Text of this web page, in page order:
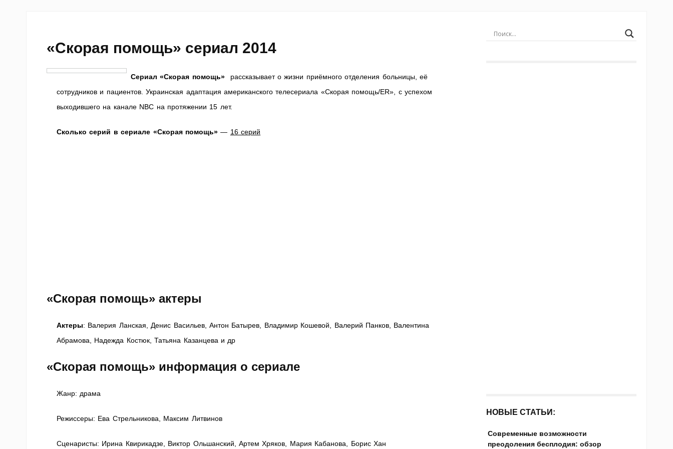
«Скорая помощь» сериал 2014
Сериал «Скорая помощь» рассказывает о жизни приёмного отделения больницы, её
сотрудников и пациентов. Украинская адаптация американского телесериала «Скорая помощь/ER», с успехом
выходившего на канале NBC на протяжении 15 лет.
Сколько серий в сериале «Скорая помощь» — 16 серий
«Скорая помощь» актеры
Актеры: Валерия Ланская, Денис Васильев, Антон Батырев, Владимир Кошевой, Валерий Панков, Валентина
Абрамова, Надежда Костюк, Татьяна Казанцева и др
«Скорая помощь» информация о сериале
Жанр: драма
Режиссеры: Ева Стрельникова, Максим Литвинов
Сценаристы: Ирина Квирикадзе, Виктор Ольшанский, Артем Хряков, Мария Кабанова, Борис Хан
НОВЫЕ СТАТЬИ:
Современные возможности
преодоления бесплодия: обзор